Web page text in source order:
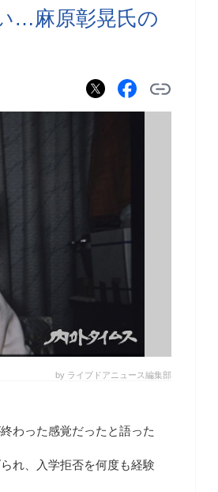
…麻原彰晃氏の
by ライブドアニュース編集部
わった感覚だったと語った
れ、入学拒否を何度も経験